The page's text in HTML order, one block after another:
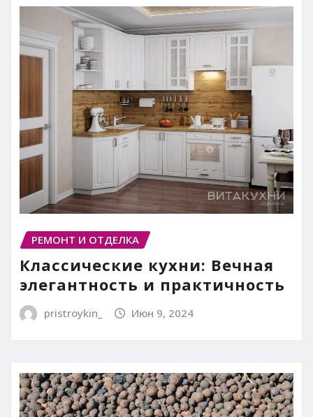
РЕМОНТ И ОТДЕЛКА
Классические кухни: Вечная
элегантность и практичность
pristroykin_ Июн 9, 2024